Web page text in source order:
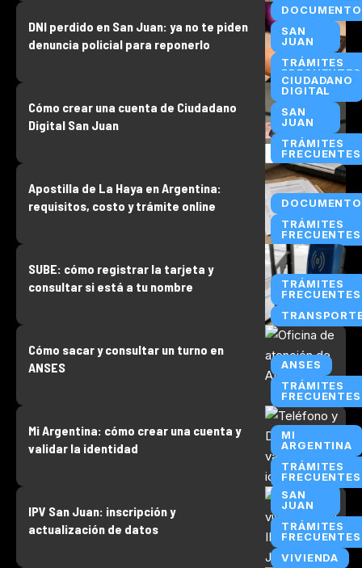
SAN
JUAN
TRÁMITES
FRECUENTES
DNI perdido en San Juan: ya no te piden
denuncia policial para reponerlo
CIUDADANO
DIGITAL
SAN
JUAN
TRÁMITES
FRECUENTES
Cómo crear una cuenta de Ciudadano
Digital San Juan
TRÁMITES
FRECUENTES
Apostilla de La Haya en Argentina:
requisitos, costo y trámite online
TRÁMITES
FRECUENTES
SUBE: cómo registrar la tarjeta y
consultar si está a tu nombre
ANSES
TRÁMITES
FRECUENTES
Cómo sacar y consultar un turno en
ANSES
MI
ARGENTINA
TRÁMITES
FRECUENTES
Mi Argentina: cómo crear una cuenta y
validar la identidad
SAN
JUAN
TRÁMITES
FRECUENTES
VIVIENDA
IPV San Juan: inscripción y
actualización de datos